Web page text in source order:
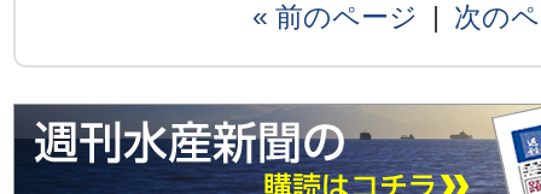
« 前のページ | 次の